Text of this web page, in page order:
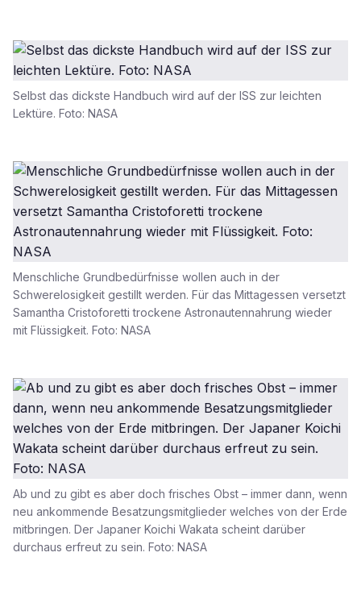
Selbst das dickste Handbuch wird auf der ISS zur leichten
Lektüre. Foto: NASA
Menschliche Grundbedürfnisse wollen auch in der
Schwerelosigkeit gestillt werden. Für das Mittagessen versetzt
Samantha Cristoforetti trockene Astronautennahrung wieder
mit Flüssigkeit. Foto: NASA
Ab und zu gibt es aber doch frisches Obst – immer dann, wenn
neu ankommende Besatzungsmitglieder welches von der Erde
mitbringen. Der Japaner Koichi Wakata scheint darüber
durchaus erfreut zu sein. Foto: NASA